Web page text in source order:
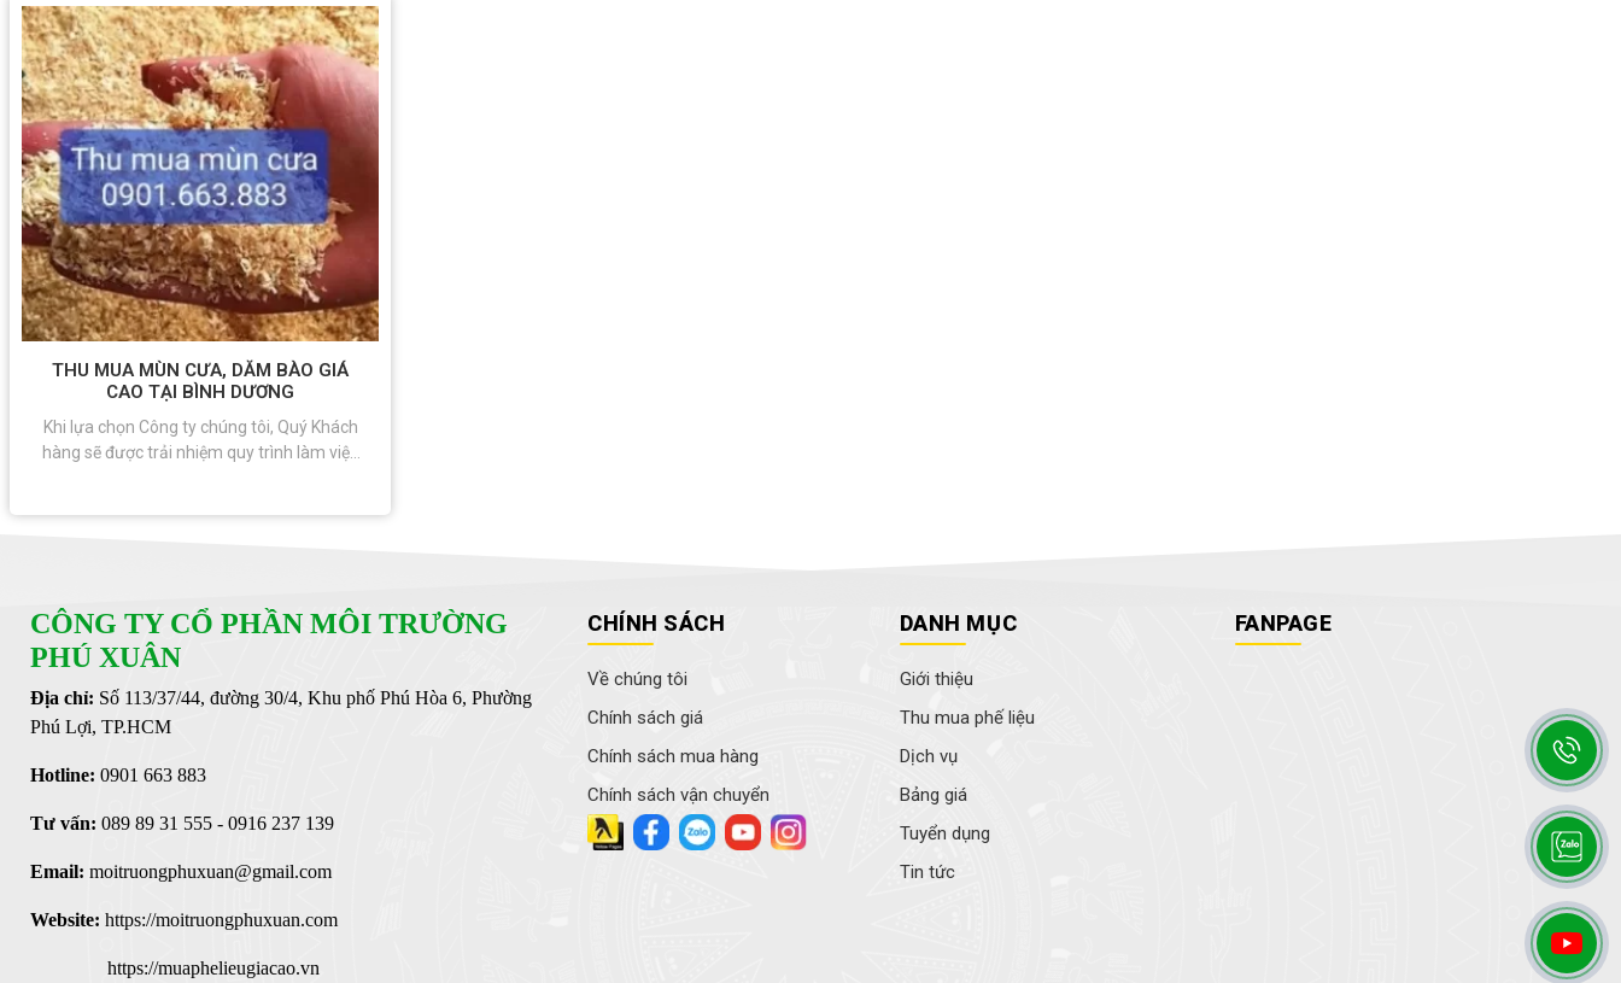
THU MUA MÙN CƯA, DĂM BÀO GIÁ
CAO TẠI BÌNH DƯƠNG
Khi lựa chọn Công ty chúng tôi, Quý Khách
hàng sẽ được trải nhiệm quy trình làm việc
CÔNG TY CỔ PHẦN MÔI TRƯỜNG
PHÚ XUÂN
Địa chỉ: Số 113/37/44, đường 30/4, Khu phố Phú Hòa 6, Phường
Phú Lợi, TP.HCM
Hotline: 0901 663 883
Tư vấn: 089 89 31 555 - 0916 237 139
Email: moitruongphuxuan@gmail.com
Website: https://moitruongphuxuan.com
https://muaphelieugiacao.vn
CHÍNH SÁCH
Về chúng tôi
Chính sách giá
Chính sách mua hàng
Chính sách vận chuyển
DANH MỤC
Giới thiệu
Thu mua phế liệu
Dịch vụ
Bảng giá
Tuyển dụng
Tin tức
FANPAGE